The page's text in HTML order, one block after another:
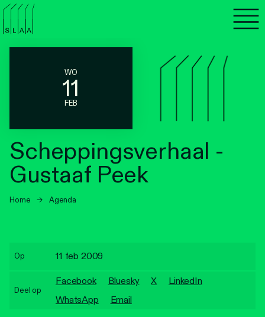
WO
11
FEB
Scheppingsverhaal -
Gustaaf Peek
Home → Agenda
Op 11 feb 2009
Deel op
Facebook Bluesky X
LinkedIn
WhatsApp
Email
Agenda
Luisteren
Nieuwsbrief
Over SLAA
Personen
Toegankelijkheid